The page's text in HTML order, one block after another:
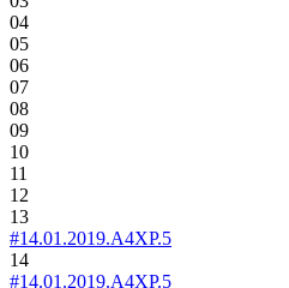
04
05
06
07
08
09
10
11
12
13
#14.01.2019.A4XP.5
14
#14.01.2019.A4XP.5